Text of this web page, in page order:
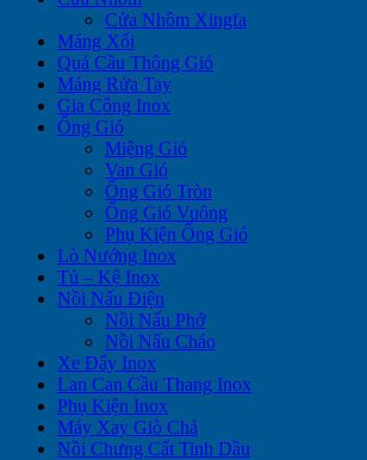
Cửa Nhôm Xingfa
Máng Xối
Quả Cầu Thông Gió
Máng Rửa Tay
Gia Công Inox
Ống Gió
Miệng Gió
Van Gió
Ống Gió Tròn
Ống Gió Vuông
Phụ Kiện Ống Gió
Lò Nướng Inox
Tủ – Kệ Inox
Nồi Nấu Điện
Nồi Nấu Phở
Nồi Nấu Cháo
Xe Đẩy Inox
Lan Can Cầu Thang Inox
Phụ Kiện Inox
Máy Xay Giò Chả
Nồi Chưng Cất Tinh Dầu